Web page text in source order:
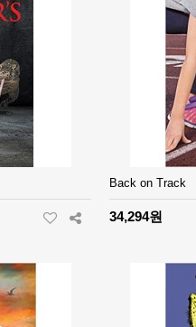
Back on Track
34,294원